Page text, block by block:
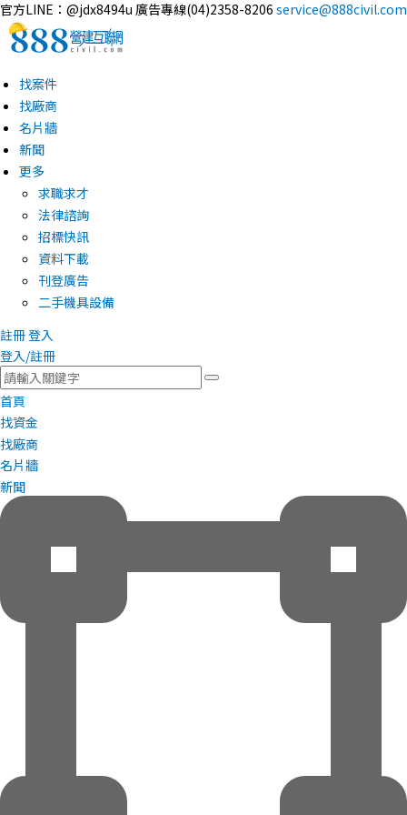
官方LINE：@jdx8494u 廣告專線(04)2358-8206 service@888civil.com
找案件
找廠商
名片牆
新聞
更多
求職求才
法律諮詢
招標快訊
資料下載
刊登廣告
二手機具設備
註冊登入
登入/註冊
首頁
找資金
找廠商
名片牆
新聞